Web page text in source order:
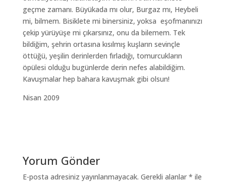
geçme zamanı. Büyükada mı olur, Burgaz mı, Heybeli
mi, bilmem. Bisiklete mi binersiniz, yoksa eşofmanınızı
çekip yürüyüşe mi çıkarsınız, onu da bilemem. Tek
bildiğim, şehrin ortasına kısılmış kuşların sevinçle
öttüğü, yeşilin derinlerden fırladığı, tomurcukların
öpülesi olduğu bugünlerde derin nefes alabildiğim.
Kavuşmalar hep bahara kavuşmak gibi olsun!
Nisan 2009
Yorum Gönder
E-posta adresiniz yayınlanmayacak. Gerekli alanlar * ile